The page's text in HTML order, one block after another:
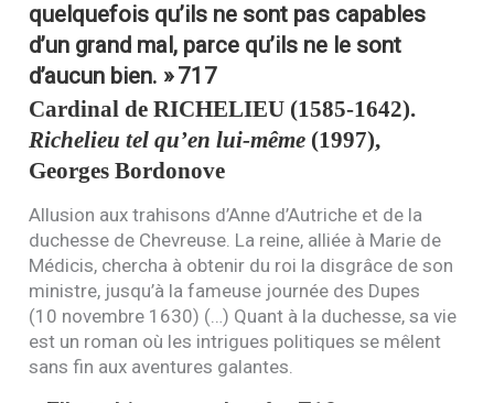
quelquefois qu’ils ne sont pas capables
d’un grand mal, parce qu’ils ne le sont
d’aucun bien. »717
Cardinal deRICHELIEU (1585-1642).
Richelieu tel qu’en lui-même (1997),
Georges Bordonove
Allusion aux trahisons d’Anne d’Autriche et de la
duchesse de Chevreuse. La reine, alliée à Marie de
Médicis, chercha à obtenir du roi la disgrâce de son
ministre, jusqu’à la fameuse journée des Dupes
(10 novembre 1630) (…) Quant à la duchesse, sa vie
est un roman où les intrigues politiques se mêlent
sans fin aux aventures galantes.